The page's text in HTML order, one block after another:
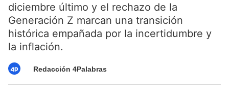
diciembre último y el rechazo de la
Generación Z marcan una transición
histórica empañada por la incertidumbre y
la inflación.
Redacción 4Palabras